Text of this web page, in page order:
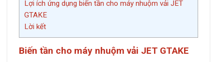
Lợi ích ứng dụng biến tần cho máy nhuộm vải JET
GTAKE
Lời kết
Biến tần cho máy nhuộm vải JET GTAKE